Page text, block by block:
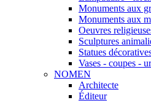
Monuments aux
Monuments aux
Oeuvres
Sculptures
Statues
Vases - coupes -
NOMEN
Architecte
Éditeur